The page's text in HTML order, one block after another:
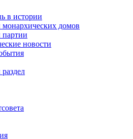
в истории
домов
партии
новости